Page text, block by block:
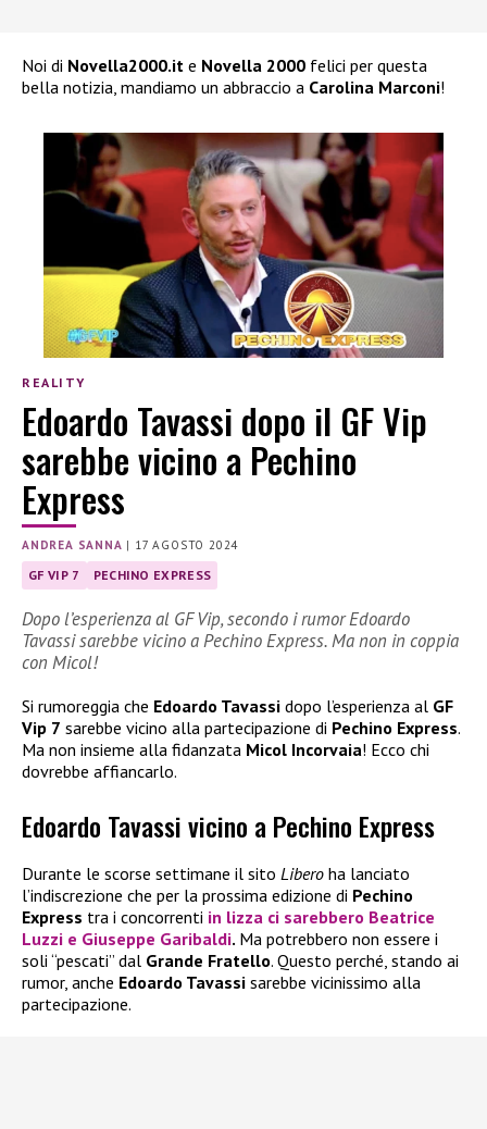
Noi di Novella2000.it e Novella 2000 felici per questa
bella notizia, mandiamo un abbraccio a Carolina Marconi!
REALITY
Edoardo Tavassi dopo il GF Vip
sarebbe vicino a Pechino
Express
ANDREA SANNA | 17 AGOSTO 2024
GF VIP 7 PECHINO EXPRESS
Dopo l’esperienza al GF Vip, secondo i rumor Edoardo
Tavassi sarebbe vicino a Pechino Express. Ma non in coppia
con Micol!
Si rumoreggia che Edoardo Tavassi dopo l’esperienza al GF
Vip 7 sarebbe vicino alla partecipazione di Pechino Express.
Ma non insieme alla fidanzata Micol Incorvaia! Ecco chi
dovrebbe affiancarlo.
Edoardo Tavassi vicino a Pechino Express
Durante le scorse settimane il sito Libero ha lanciato
l’indiscrezione che per la prossima edizione di Pechino
Express tra i concorrenti in lizza ci sarebbero Beatrice
Luzzi e Giuseppe Garibaldi. Ma potrebbero non essere i
soli “pescati” dal Grande Fratello. Questo perché, stando ai
rumor, anche Edoardo Tavassi sarebbe vicinissimo alla
partecipazione.